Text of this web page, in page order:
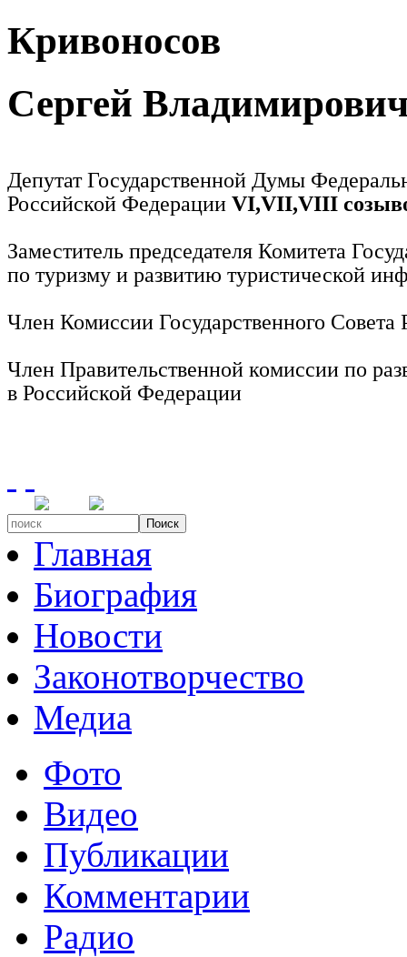
Кривоносов
Сергей
Депутат Государственной Думы
Российской Федерации VI,VII,VIII
Заместитель председателя Комитета
по туризму и развитию туристической
Член Комиссии Государственного
Член Правительственной комиссии по
в Российской Федерации
Поиск
Главная
Биография
Новости
Законотворчество
Медиа
Фото
Видео
Публикации
Комментарии
Радио